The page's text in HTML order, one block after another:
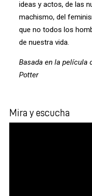
ideas y actos, de las
machismo, del
que no todos los
de nuestra vida.
Basada en la película
Potter
Mira y escucha